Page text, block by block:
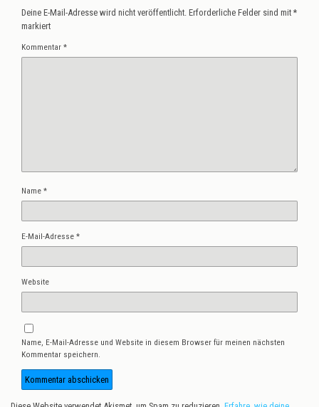
Deine E-Mail-Adresse wird nicht veröffentlicht. Erforderliche Felder sind mit *
markiert
Kommentar *
Name *
E-Mail-Adresse *
Website
Name, E-Mail-Adresse und Website in diesem Browser für meinen nächsten
Kommentar speichern.